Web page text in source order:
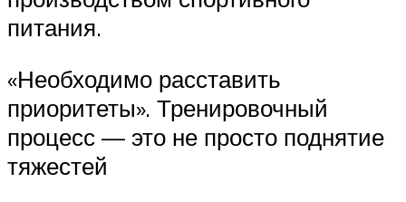
питания.
«Необходимо расставить
приоритеты». Тренировочный
процесс — это не просто поднятие
тяжестей